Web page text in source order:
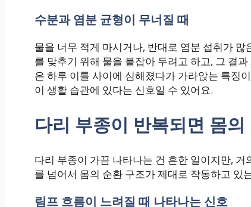
수분과 염분 균형이 무너질 때
물을 너무 적게 마시거나, 반대로 염분 섭취가
를 맞추기 위해 물을 붙잡아 두려고 하고, 그 결
은 하루 이틀 사이에 심해졌다가 가라앉는 특징
이 생활 습관에 있다는 신호일 수 있어요.
다리 부종이 반복되면 몸
다리 부종이 가끔 나타나는 건 흔한 일이지만,
를 넘어서 몸의 순환 구조가 제대로 작동하고 있
림프 흐름이 느려질 때 나타나는 신호